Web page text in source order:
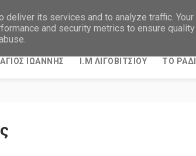
ΑΓΙΟΣ ΙΩΑΝΝΗΣ Ι.Μ ΛΙΓΟΒΙΤΣΙΟΥ ΤΟ
its services and to analyze traffic.
and security metrics to ensure